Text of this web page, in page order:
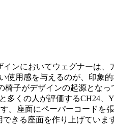
ンにおいてウェグナーは、
使用感を与えるのが、印象
子がデザインの起源となっ
多くの人が評価するCH24、
。座面にペーパーコードを
きる座面を作り上げていま